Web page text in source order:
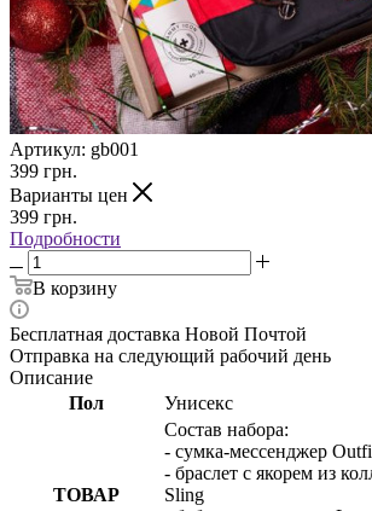
Артикул: gb001
399 грн.
Варианты цен
399 грн.
Подробности
В корзину
Бесплатная доставка Новой Почтой
Отправка на следующий рабочий день
Описание
Пол
Унисекс
ТОВАР
Состав набора:
- сумка-мессенджер
- браслет с якорем из
Sling